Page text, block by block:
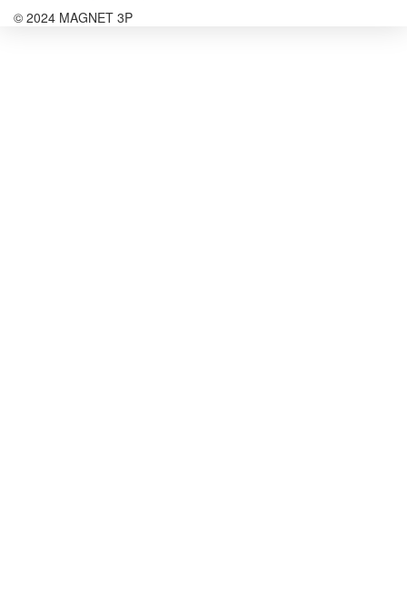
© 2024 MAGNET 3P